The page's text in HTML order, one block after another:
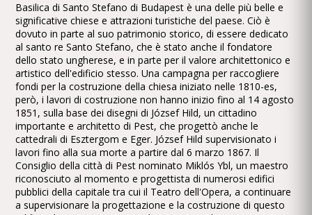
Basilica di Santo Stefano di Budapest è una delle più belle e
significative chiese e attrazioni turistiche del paese. Ciò è
dovuto in parte al suo patrimonio storico, di essere dedicato
al santo re Santo Stefano, che è stato anche il fondatore
dello stato ungherese, e in parte per il valore architettonico e
artistico dell'edificio stesso. Una campagna per raccogliere
fondi per la costruzione della chiesa iniziato nelle 1810-es,
però, i lavori di costruzione non hanno inizio fino al 14 agosto
1851, sulla base dei disegni di József Hild, un cittadino
importante e architetto di Pest, che progettò anche le
cattedrali di Esztergom e Eger. József Hild supervisionato i
lavori fino alla sua morte a partire dal 6 marzo 1867. Il
Consiglio della città di Pest nominato Miklós Ybl, un maestro
riconosciuto al momento e progettista di numerosi edifici
pubblici della capitale tra cui il Teatro dell'Opera, a continuare
a supervisionare la progettazione e la costruzione di questo